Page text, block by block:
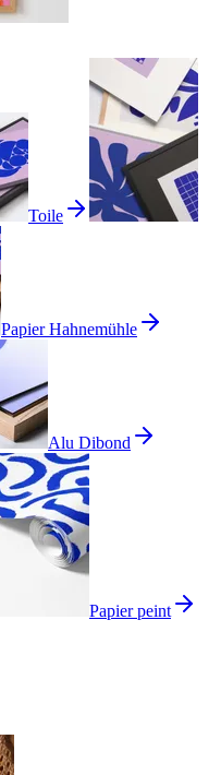
Toile
Papier Hahnemühle
Alu Dibond
Papier peint